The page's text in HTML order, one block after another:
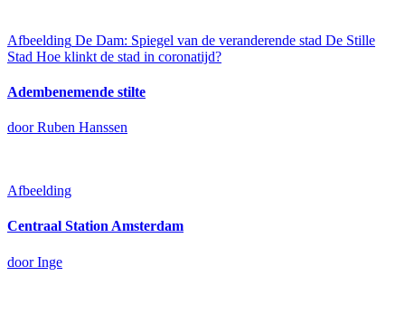
Afbeelding De Dam: Spiegel van de veranderende stad De Stille
Stad Hoe klinkt de stad in coronatijd?
Adembenemende stilte
door Ruben Hanssen
Afbeelding
Centraal Station Amsterdam
door Inge